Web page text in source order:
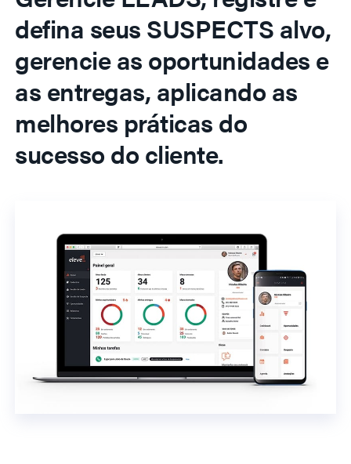
defina seus SUSPECTS alvo,
gerencie as oportunidades e
as entregas, aplicando as
melhores práticas do
sucesso do cliente.